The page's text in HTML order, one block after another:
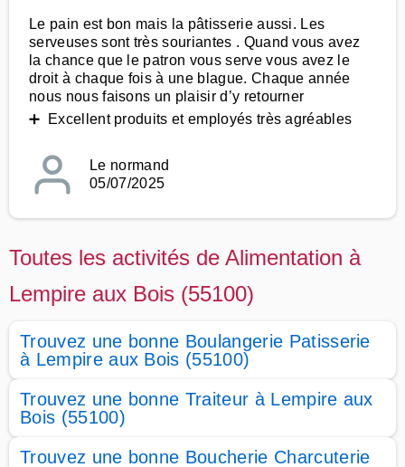
Le pain est bon mais la pâtisserie aussi. Les
serveuses sont très souriantes . Quand vous avez
la chance que le patron vous serve vous avez le
droit à chaque fois à une blague. Chaque année
nous nous faisons un plaisir d’y retourner
➕ Excellent produits et employés très agréables
Le normand
05/07/2025
Toutes les activités de Alimentation à
Lempire aux Bois (55100)
Trouvez une bonne Boulangerie Patisserie
à Lempire aux Bois (55100)
Trouvez une bonne Traiteur à Lempire aux
Bois (55100)
Trouvez une bonne Boucherie Charcuterie